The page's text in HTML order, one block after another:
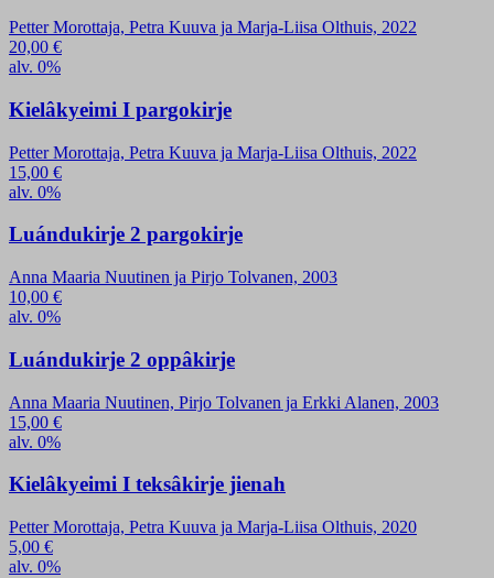
Petter Morottaja, Petra Kuuva ja Marja-Liisa Olthuis, 2022
20,00 €
alv. 0%
Kielâkyeimi I pargokirje
Petter Morottaja, Petra Kuuva ja Marja-Liisa Olthuis, 2022
15,00 €
alv. 0%
Luándukirje 2 pargokirje
Anna Maaria Nuutinen ja Pirjo Tolvanen, 2003
10,00 €
alv. 0%
Luándukirje 2 oppâkirje
Anna Maaria Nuutinen, Pirjo Tolvanen ja Erkki Alanen, 2003
15,00 €
alv. 0%
Kielâkyeimi I teksâkirje jienah
Petter Morottaja, Petra Kuuva ja Marja-Liisa Olthuis, 2020
5,00 €
alv. 0%